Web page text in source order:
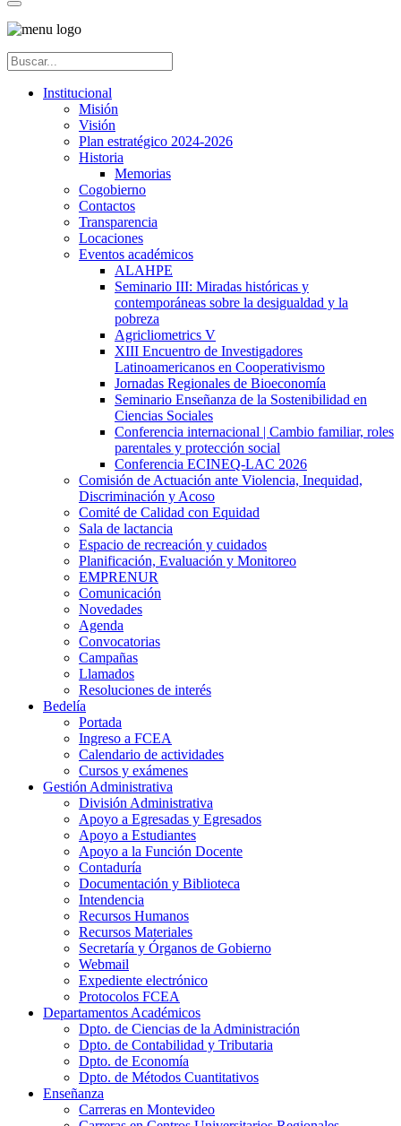
Institucional
Misión
Visión
Plan estratégico 2024-2026
Historia
Memorias
Cogobierno
Contactos
Transparencia
Locaciones
Eventos académicos
ALAHPE
Seminario III: Miradas históricas y
contemporáneas sobre la desigualdad y la
pobreza
Agricliometrics V
XIII Encuentro de Investigadores
Latinoamericanos en Cooperativismo
Jornadas Regionales de Bioeconomía
Seminario Enseñanza de la Sostenibilidad en
Ciencias Sociales
Conferencia internacional | Cambio familiar, roles
parentales y protección social
Conferencia ECINEQ-LAC 2026
Comisión de Actuación ante Violencia, Inequidad,
Discriminación y Acoso
Comité de Calidad con Equidad
Sala de lactancia
Espacio de recreación y cuidados
Planificación, Evaluación y Monitoreo
EMPRENUR
Comunicación
Novedades
Agenda
Convocatorias
Campañas
Llamados
Resoluciones de interés
Bedelía
Portada
Ingreso a FCEA
Calendario de actividades
Cursos y exámenes
Gestión Administrativa
División Administrativa
Apoyo a Egresadas y Egresados
Apoyo a Estudiantes
Apoyo a la Función Docente
Contaduría
Documentación y Biblioteca
Intendencia
Recursos Humanos
Recursos Materiales
Secretaría y Órganos de Gobierno
Webmail
Expediente electrónico
Protocolos FCEA
Departamentos Académicos
Dpto. de Ciencias de la Administración
Dpto. de Contabilidad y Tributaria
Dpto. de Economía
Dpto. de Métodos Cuantitativos
Enseñanza
Carreras en Montevideo